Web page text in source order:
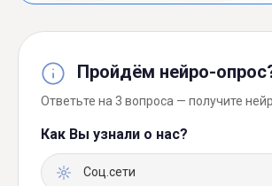
Пройдём нейро-
Ответьте на 3 вопроса — получите
Как Вы узнали о нас?
Соц.сети